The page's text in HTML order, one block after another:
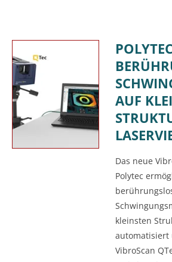
AUF
Das neue
Polytec
kleinsten
automatisiert
VibroScan